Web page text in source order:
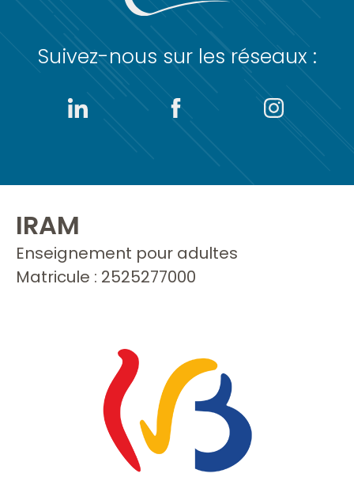
Suivez-nous sur les réseaux :
IRAM
Enseignement pour adultes
Matricule : 2525277000